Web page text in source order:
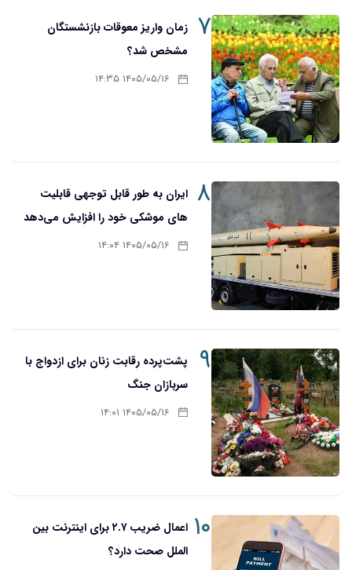
۷ زمان واریز معوقات بازنشستگان
مشخص شد؟
۱۴۰۵/۰۵/۱۶ ۱۴:۳۵
۸ ایران به طور قابل توجهی قابلیت
های موشکی خود را افزایش می‌دهد
۱۴۰۵/۰۵/۱۶ ۱۴:۰۴
۹
پشت‌پرده رقابت زنان برای ازدواج با
سربازان جنگ
۱۴۰۵/۰۵/۱۶ ۱۴:۰۱
۱۰
اعمال ضریب ۲.۷ برای اینترنت بین
الملل صحت دارد؟